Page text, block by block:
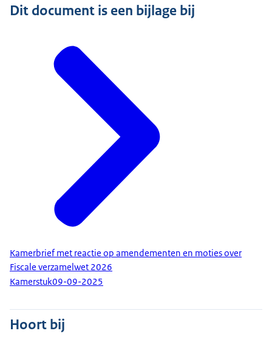
Dit document is een bijlage bij
Kamerbrief met reactie op amendementen en moties over
Fiscale verzamelwet 2026
Kamerstuk09-09-2025
Hoort bij